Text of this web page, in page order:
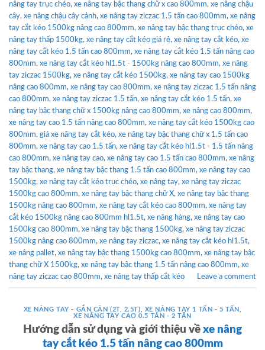
nâng tay trục chéo, xe nâng tay bậc thang chữ x cao 800mm, xe nâng chậu
cây, xe nâng chậu cây cảnh, xe nâng tay ziczac 1.5 tấn cao 800mm, xe nâng
tay cắt kéo 1500kg nâng cao 800mm, xe nâng tay bậc thang trục chéo, xe
nâng tay thấp 1500kg, xe nâng tay cắt kéo giá rẻ, xe nâng tay cắt kéo, xe
nâng tay cắt kéo 1.5 tấn cao 800mm, xe nâng tay cắt kéo 1.5 tấn nâng cao
800mm, xe nâng tay cắt kéo hl1.5t - 1500kg nâng cao 800mm, xe nâng
tay ziczac 1500kg, xe nâng tay cắt kéo 1500kg, xe nâng tay cao 1500kg
nâng cao 800mm, xe nâng tay cao 800mm, xe nâng tay ziczac 1.5 tấn nâng
cao 800mm, xe nâng tay ziczac 1.5 tấn, xe nâng tay cắt kéo 1.5 tấn, xe
nâng tay bậc thang chữ x 1500kg nâng cao 800mm, xe nâng cao 800mm,
xe nâng tay cao 1.5 tấn nâng cao 800mm, xe nâng tay cắt kéo 1500kg cao
800mm, giá xe nâng tay cắt kéo, xe nâng tay bậc thang chữ x 1.5 tấn cao
800mm, xe nâng tay cao 1.5 tấn, xe nâng tay cắt kéo hl1.5t - 1.5 tấn nâng
cao 800mm, xe nâng tay cao, xe nâng tay cao 1.5 tấn cao 800mm, xe nâng
tay bậc thang, xe nâng tay bậc thang 1.5 tấn cao 800mm, xe nâng tay cao
1500kg, xe nâng tay cắt kéo trục chéo, xe nâng tay, xe nâng tay ziczac
1500kg cao 800mm, xe nâng tay bậc thang chữ X, xe nâng tay bậc thang
1500kg nâng cao 800mm, xe nâng tay cắt kéo cao 800mm, xe nâng tay
cắt kéo 1500kg nâng cao 800mm hl1.5t, xe nâng hàng, xe nâng tay cao
1500kg cao 800mm, xe nâng tay bậc thang 1500kg, xe nâng tay ziczac
1500kg nâng cao 800mm, xe nâng tay ziczac, xe nâng tay cắt kéo hl1.5t,
xe nâng pallet, xe nâng tay bậc thang 1500kg cao 800mm, xe nâng tay bậc
thang chữ X 1500kg, xe nâng tay bậc thang 1.5 tấn nâng cao 800mm, xe
nâng tay ziczac cao 800mm, xe nâng tay thấp cắt kéo Leave a comment
XE NÂNG TAY - GẮN CÂN (2T, 2.5T) XE NÂNG TAY 1 TẤN - 5 TẤN
XE NÂNG TAY CAO 0.5 TẤN - 2 TẤN
Hướng dẫn sử dụng và giới thiệu về xe nâng
tay cắt kéo 1.5 tấn nâng cao 800mm